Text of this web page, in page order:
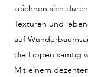
zeichnen sich
Texturen und
auf
die Lippen samtig
Mit einem